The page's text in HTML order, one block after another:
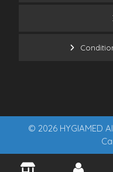
© 2026 HYGIAMED